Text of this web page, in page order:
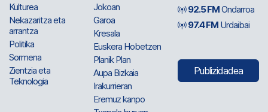
Kulturea
Nekazaritza eta
arrantza
Politika
Sormena
Zientzia eta
Teknologia
Jokoan
Garoa
Kresala
Euskera Hobetzen
Planik Plan
Aupa Bizkaia
Irakurrieran
Eremuz kanpo
92.5 FMOndarroa
97.4 FM Urdaibai
Publizidadea